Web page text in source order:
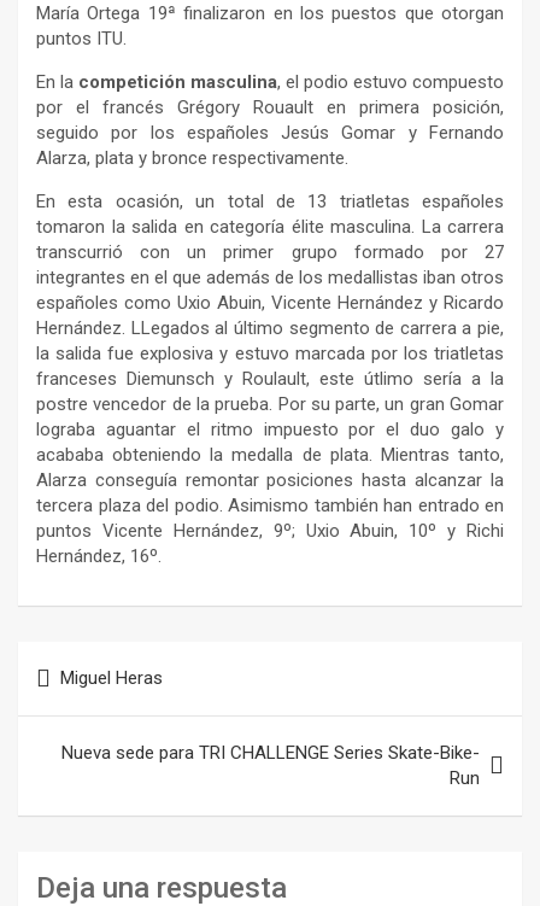
María Ortega 19ª finalizaron en los puestos que otorgan
puntos ITU.
En la competición masculina, el podio estuvo compuesto
por el francés Grégory Rouault en primera posición,
seguido por los españoles Jesús Gomar y Fernando
Alarza, plata y bronce respectivamente.
En esta ocasión, un total de 13 triatletas españoles
tomaron la salida en categoría élite masculina. La carrera
transcurrió con un primer grupo formado por 27
integrantes en el que además de los medallistas iban otros
españoles como Uxio Abuin, Vicente Hernández y Ricardo
Hernández. LLegados al último segmento de carrera a pie,
la salida fue explosiva y estuvo marcada por los triatletas
franceses Diemunsch y Roulault, este útlimo sería a la
postre vencedor de la prueba. Por su parte, un gran Gomar
lograba aguantar el ritmo impuesto por el duo galo y
acababa obteniendo la medalla de plata. Mientras tanto,
Alarza conseguía remontar posiciones hasta alcanzar la
tercera plaza del podio. Asimismo también han entrado en
puntos Vicente Hernández, 9º; Uxio Abuin, 10º y Richi
Hernández, 16º.
de
entradas
Miguel Heras
Nueva sede para TRI CHALLENGE Series Skate-Bike-
Run
Deja una respuesta